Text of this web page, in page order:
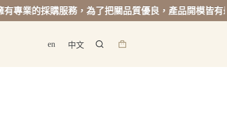
採購服務，為了把關品質優良，產品開模皆有最低起訂
en 中文
詢